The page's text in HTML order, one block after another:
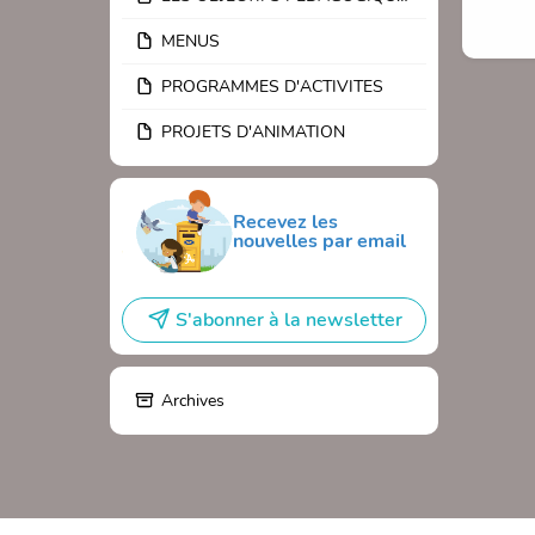
MENUS
PROGRAMMES D'ACTIVITES
PROJETS D'ANIMATION
Recevez les
nouvelles par email
S'abonner à la newsletter
Archives